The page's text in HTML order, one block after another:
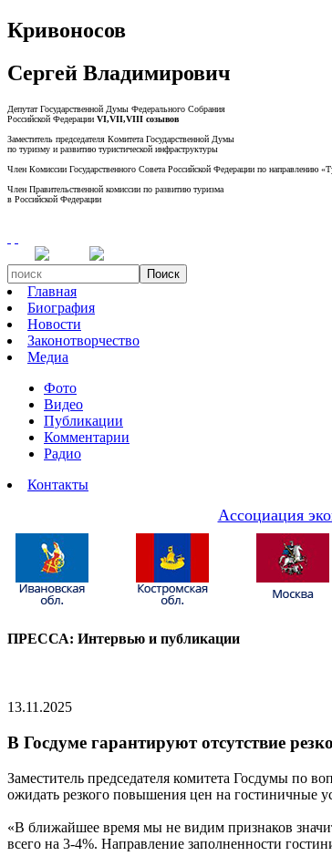
Кривоносов
Сергей Владимирович
Депутат Государственной Думы Федерального Собрания
Российской Федерации VI,VII,VIII созывов
Заместитель председателя Комитета Государственной Думы
по туризму и развитию туристической инфраструктуры
Член Комиссии Государственного Совета Российской Федерации по направлению
Член Правительственной комиссии по развитию туризма
в Российской Федерации
Поиск
Главная
Биография
Новости
Законотворчество
Медиа
Фото
Видео
Публикации
Комментарии
Радио
Контакты
Ассоциация
ПРЕССА: Интервью и публикации
13.11.2025
В Госдуме гарантируют отсутствие
Заместитель председателя комитета Госдумы по
ожидать резкого повышения цен на гостиничные
«В ближайшее время мы не видим признаков
всего на 3-4%. Направление заполненности